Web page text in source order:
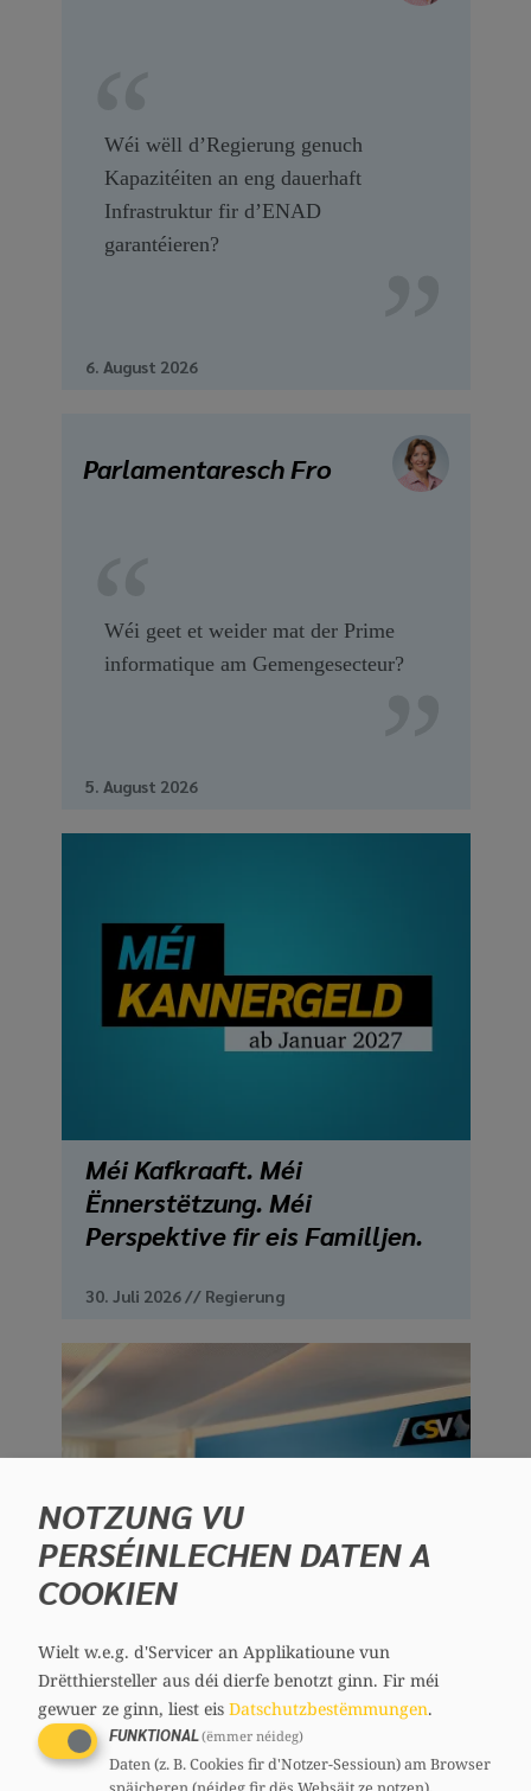
Wéi wëll d’Regierung genuch
Kapazitéiten an eng dauerhaft
Infrastruktur fir d’ENAD
garantéieren?
6. August 2026
Parlamentaresch Fro
Wéi geet et weider mat der Prime
informatique am Gemengesecteur?
5. August 2026
Méi Kafkraaft. Méi
Ënnerstëtzung. Méi
Perspektive fir eis Familljen.
30. Juli 2026 // Regierung
Sécherheet am ëffentlechen
Transport: CSV am Austausch
mat der SYPROLUX
NOTZUNG VU
PERSÉINLECHEN DATEN A
COOKIEN
Wielt w.e.g. d'Servicer an Applikatioune vun
Drëtthiersteller aus déi dierfe benotzt ginn. Fir méi
gewuer ze ginn, liest eis Datschutzbestëmmungen.
FUNKTIONAL(ëmmer néideg)
Daten (z. B. Cookies fir d'Notzer-Sessioun) am Browser